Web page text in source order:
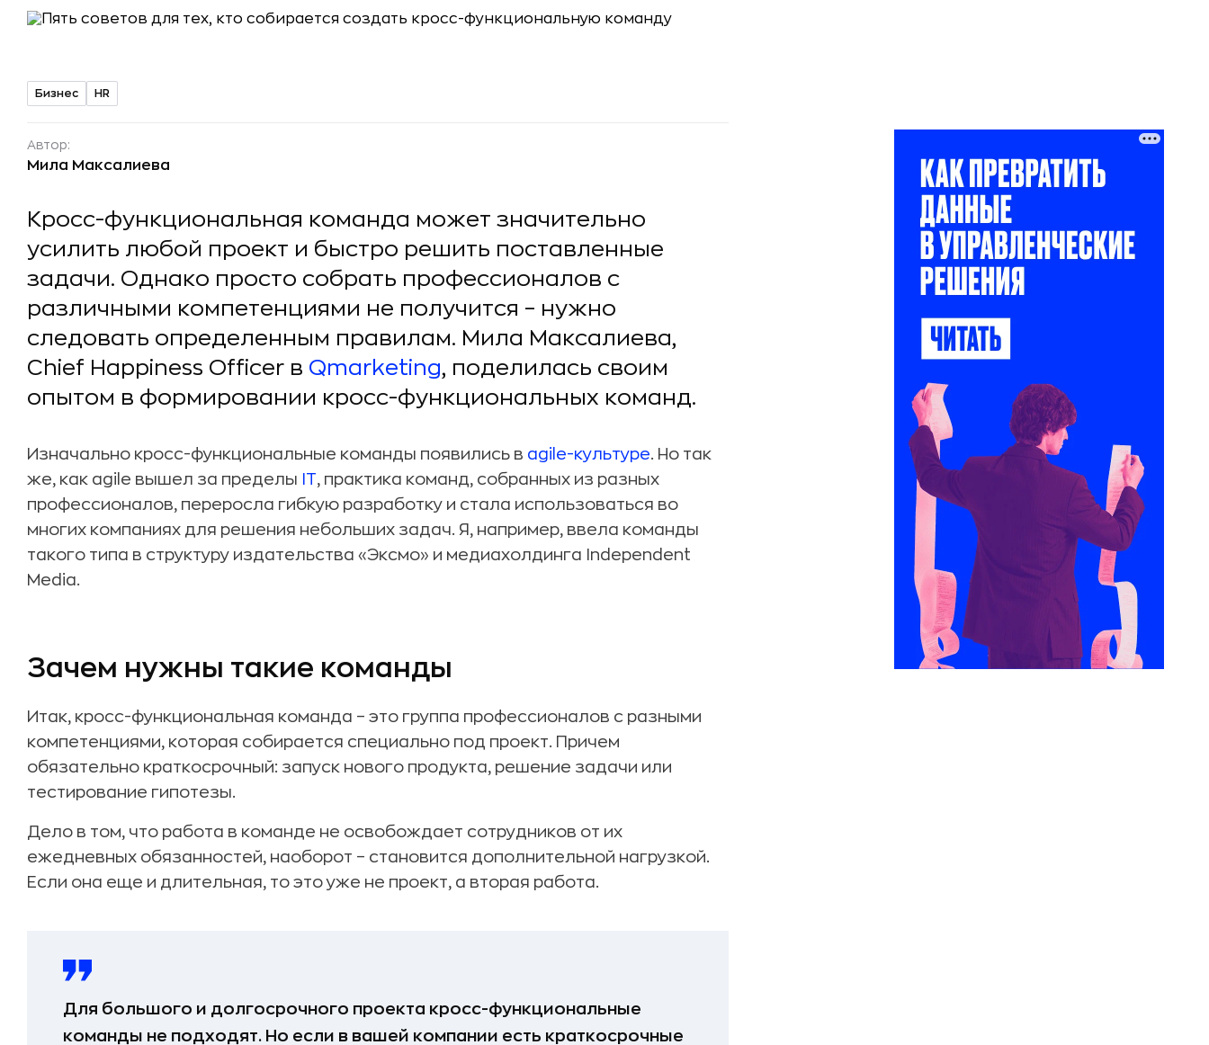
Бизнес HR
Автор:
Мила Максалиева
Кросс-функциональная команда может значительно
усилить любой проект и быстро решить поставленные
задачи. Однако просто собрать профессионалов с
различными компетенциями не получится – нужно
следовать определенным правилам. Мила Максалиева,
Chief Happiness Officer в Qmarketing, поделилась своим
опытом в формировании кросс-функциональных команд.
Изначально кросс-функциональные команды появились в agile-культуре. Но так
же, как agile вышел за пределы
IT, практика команд, собранных из разных
профессионалов, переросла гибкую разработку и стала использоваться во
многих компаниях для решения небольших задач. Я, например, ввела команды
такого типа в структуру издательства «Эксмо» и медиахолдинга Independent
Media.
Зачем нужны такие команды
Итак, кросс-функциональная команда – это группа профессионалов с разными
компетенциями, которая собирается специально под проект. Причем
обязательно краткосрочный: запуск нового продукта, решение задачи или
тестирование гипотезы.
Дело в том, что работа в команде не освобождает сотрудников от их
ежедневных обязанностей, наоборот – становится дополнительной нагрузкой.
Если она еще и длительная, то это уже не проект, а вторая работа.
Для большого и долгосрочного проекта кросс-функциональные
команды не подходят. Но если в вашей компании есть краткосрочные